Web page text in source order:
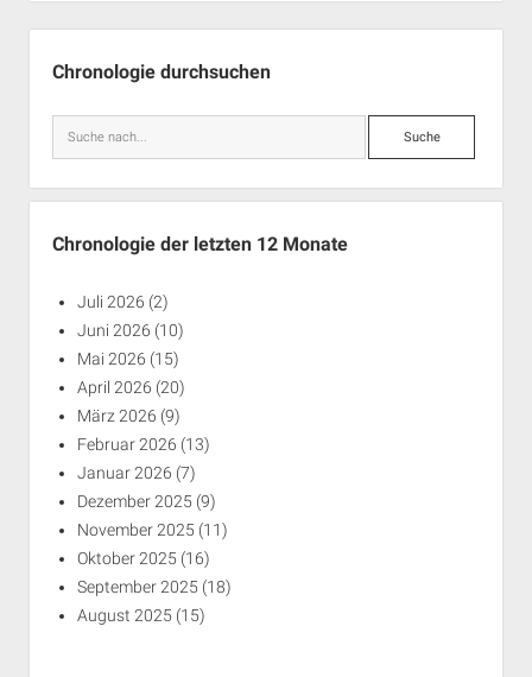
Chronologie durchsuchen
Suche
Chronologie der letzten 12 Monate
Juli 2026 (2)
Juni 2026 (10)
Mai 2026 (15)
April 2026 (20)
März 2026 (9)
Februar 2026 (13)
Januar 2026 (7)
Dezember 2025 (9)
November 2025 (11)
Oktober 2025 (16)
September 2025 (18)
August 2025 (15)